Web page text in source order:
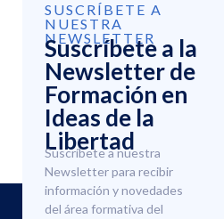
SUSCRÍBETE A
NUESTRA
NEWSLETTER
Suscríbete a la
Newsletter de
Formación en
Ideas de la
Libertad
Suscríbete a nuestra
Newsletter para recibir
información y novedades
del área formativa del